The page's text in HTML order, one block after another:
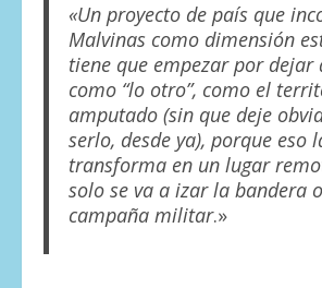
«Un proyecto de país que
Malvinas como dimensión
tiene que empezar por
como “lo otro”, como el
amputado (sin que deje
serlo, desde ya), porque eso
transforma en un lugar
solo se va a izar la bandera
campaña militar.»